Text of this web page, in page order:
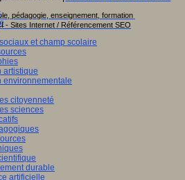
et champ scolaire
artistique
environnementale
citoyenneté
sciences
durable
artificielle
pédagogie, enseignement, formation
- Sites Internet / Référencement SEO